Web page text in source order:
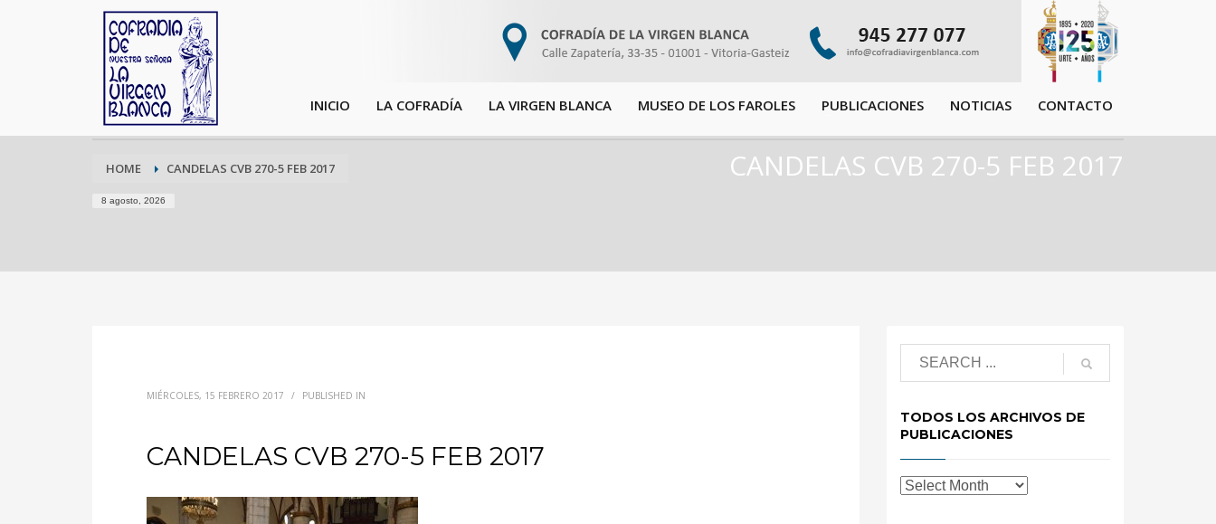
INICIO LA COFRADÍA LA VIRGEN BLANCA MUSEO DE LOS FAROLES PUBLICACIONES NOTICIAS CONTACTO
HOME CANDELAS CVB 270-5 FEB 2017
8 agosto, 2026
CANDELAS CVB 270-5 FEB 2017
MIÉRCOLES, 15 FEBRERO 2017 / PUBLISHED IN
CANDELAS CVB 270-5 FEB 2017
TODOS LOS ARCHIVOS DE
PUBLICACIONES